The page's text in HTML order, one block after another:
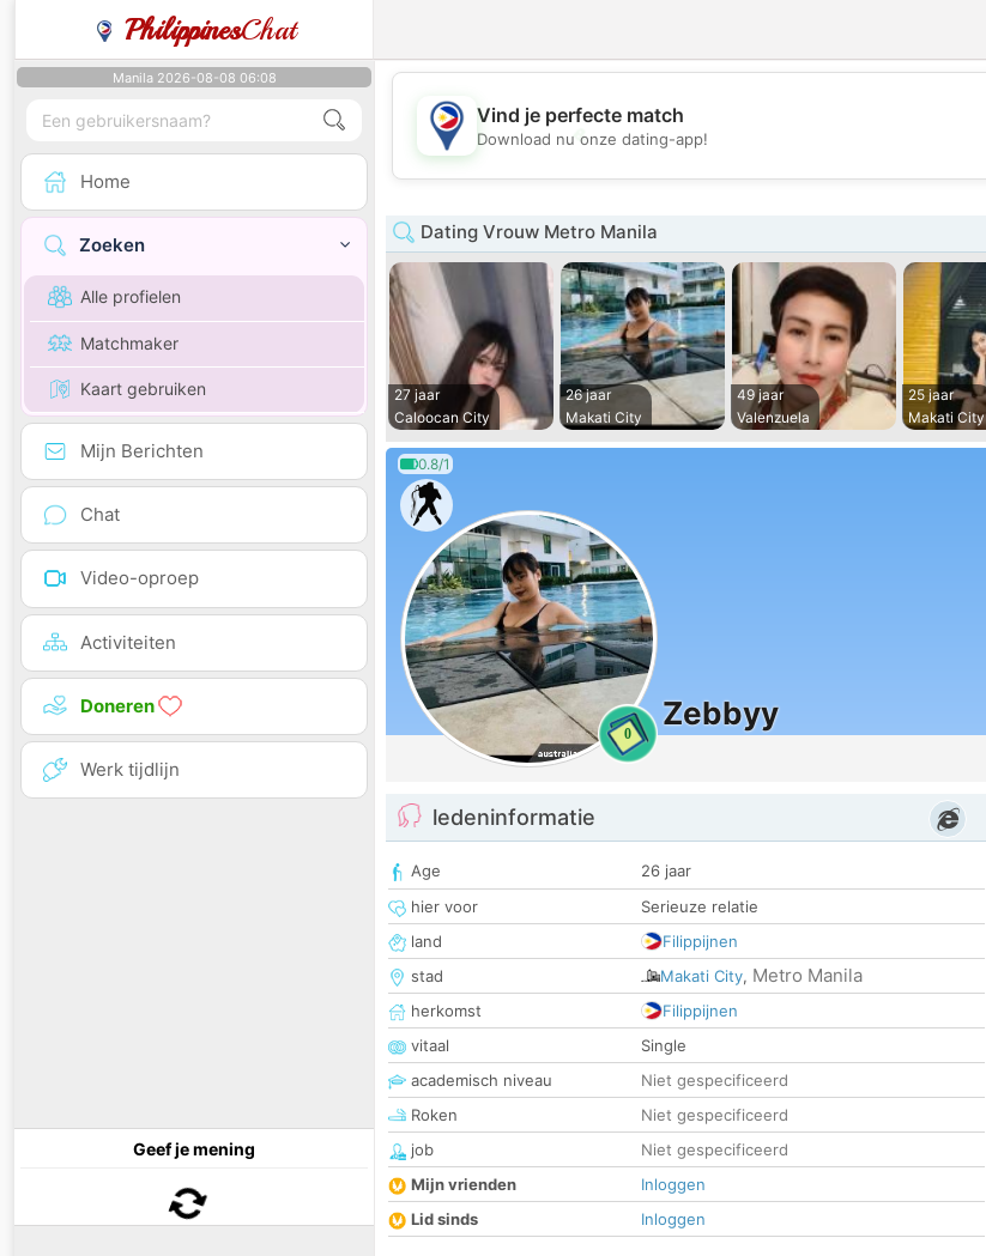
PhilippinesChat
Manila 2026-08-08 06:08
Home
Zoeken
Alle profielen
Matchmaker
Kaart gebruiken
Mijn Berichten
Chat
Video-oproep
Activiteiten
Doneren
Werk tijdlijn
Geef je mening
💖
💕
Vind je perfecte match
Download nu onze dating-app!
Dating Vrouw Metro Manila
27 jaar
Caloocan City
26 jaar
Makati City
49 jaar
Valenzuela
25 jaar
Makati City
0.8/1
0
Zebbyy
ledeninformatie
Age
26 jaar
hier voor
Serieuze relatie
land
Filippijnen
stad
Makati City, Metro Manila
herkomst
Filippijnen
vitaal
Single
academisch niveau
Niet gespecificeerd
Roken
Niet gespecificeerd
job
Niet gespecificeerd
Mijn vrienden
Inloggen
Lid sinds
Inloggen